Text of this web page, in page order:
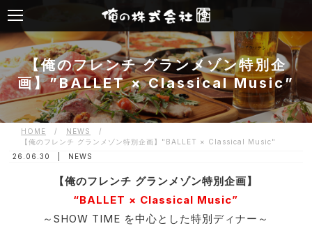
【俺のフレンチ グランメゾン特別企
画】”BALLET × Classical Music”
HOME / NEWS
/
【俺のフレンチ グランメゾン特別企画】"BALLET × Classical Music"
26.06.30 |
NEWS
【俺のフレンチ グランメゾン特別企画】
“BALLET × Classical Music”
～SHOW TIME を中心とした特別ディナー～